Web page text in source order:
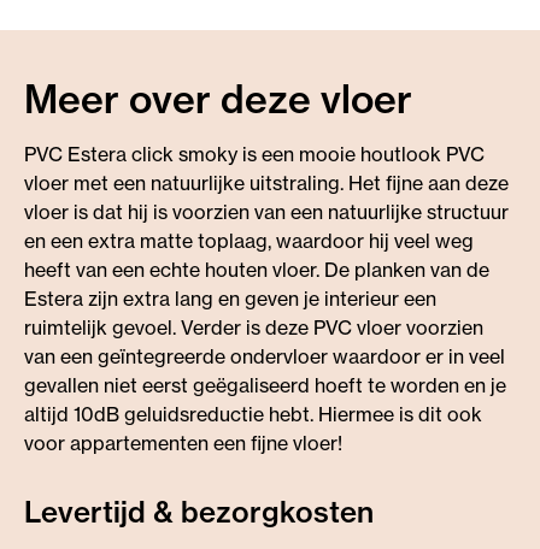
Meer over deze vloer
PVC Estera click smoky is een mooie houtlook PVC
vloer met een natuurlijke uitstraling. Het fijne aan deze
vloer is dat hij is voorzien van een natuurlijke structuur
en een extra matte toplaag, waardoor hij veel weg
heeft van een echte houten vloer. De planken van de
Estera zijn extra lang en geven je interieur een
ruimtelijk gevoel. Verder is deze PVC vloer voorzien
van een geïntegreerde ondervloer waardoor er in veel
gevallen niet eerst geëgaliseerd hoeft te worden en je
altijd 10dB geluidsreductie hebt. Hiermee is dit ook
voor appartementen een fijne vloer!
Levertijd & bezorgkosten